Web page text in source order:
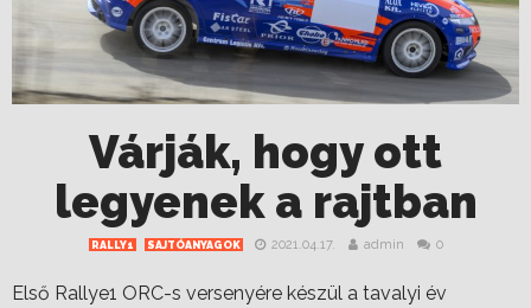
Várják, hogy ott
legyenek a rajtban
RALLY1 SAJTÓANYAGOK 2021.04.17. admin 0
Első Rallye1 ORC-s versenyére készül a tavalyi év